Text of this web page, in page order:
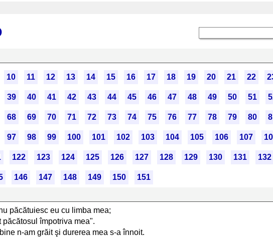
10 11 12 13 14 15 16 17 18 19 20 21 22
39 40 41 42 43 44 45 46 47 48 49 50 51
68 69 70 71 72 73 74 75 76 77 78 79 80
97 98 99 100 101 102 103 104 105 106 107
122 123 124 125 126 127 128 129 130 131 132
146 147 148 149 150
151
păcătuiesc eu cu limba mea;
păcătosul împotriva mea".
n-am grăit şi durerea mea s-a înnoit.